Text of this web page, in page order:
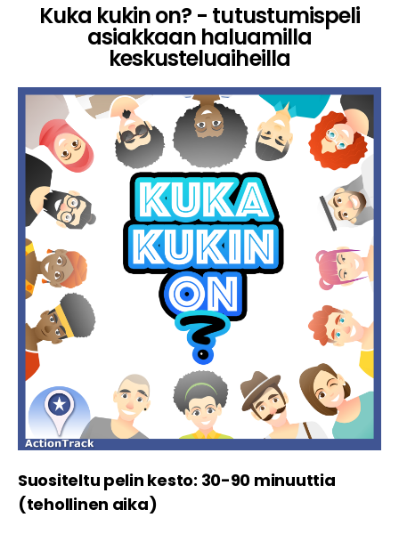
Kuka kukin on? - tutustumispeli
asiakkaan haluamilla
keskusteluaiheilla
Suositeltu pelin kesto: 30-90 minuuttia
(tehollinen aika)